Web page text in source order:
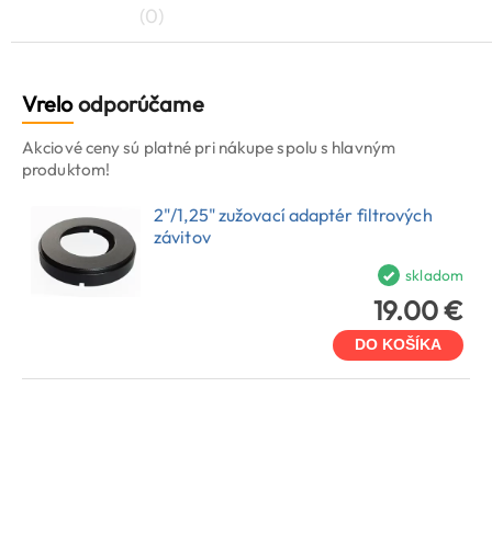
(0)
Vreloodporúčame
Akciové ceny sú platné pri nákupe spolu s hlavným
produktom!
2"/1,25" zužovací adaptér filtrových
závitov
skladom
19.00 €
DO KOŠÍKA